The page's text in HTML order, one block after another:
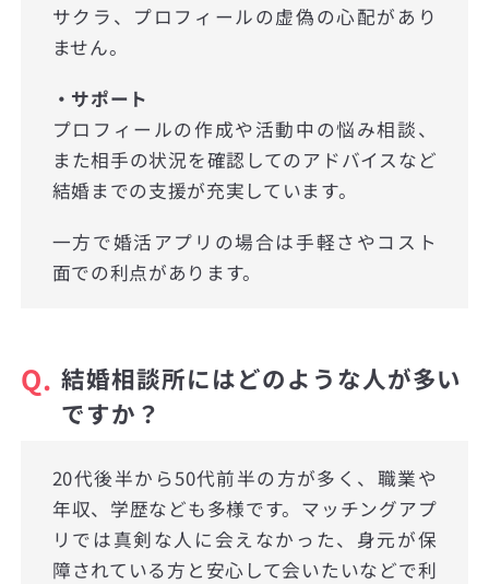
サクラ、プロフィールの虚偽の心配があり
ません。
・サポート
プロフィールの作成や活動中の悩み相談、
また相手の状況を確認してのアドバイスなど
結婚までの支援が充実しています。
一方で婚活アプリの場合は手軽さやコスト
面での利点があります。
Q. 結婚相談所にはどのような人が多い
ですか？
20代後半から50代前半の方が多く、職業や
年収、学歴なども多様です。マッチングアプ
リでは真剣な人に会えなかった、身元が保
障されている方と安心して会いたいなどで利